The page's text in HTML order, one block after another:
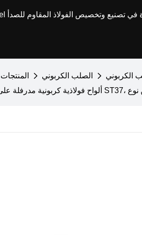
المنتجات الصلب الكربوني
الكربوني